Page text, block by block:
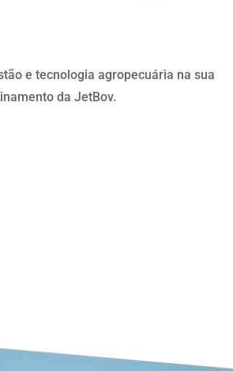
e tecnologia agropecuária na sua
da JetBov.